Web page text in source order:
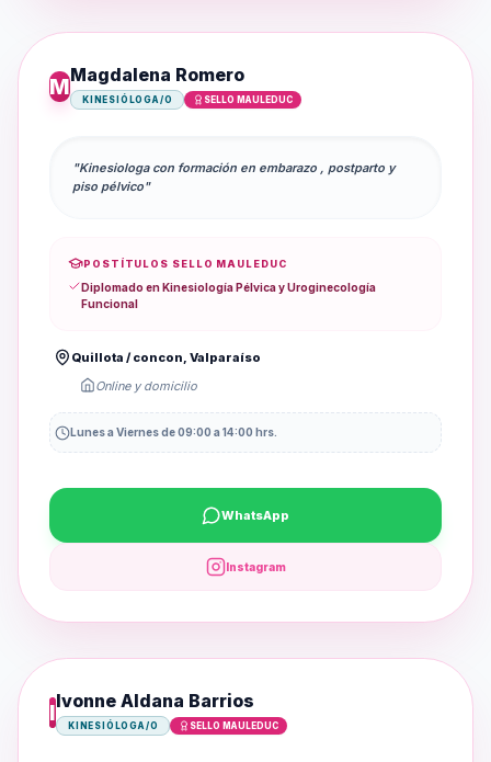
MMagdalena Romero
KINESIÓLOGA/O SELLO MAULEDUC
"Kinesiologa con formación en embarazo , postparto y
piso pélvico"
POSTÍTULOS SELLO MAULEDUC
Diplomado en Kinesiología Pélvica y Uroginecología
Funcional
Quillota / concon, Valparaíso
Online y domicilio
Lunes a Viernes de 09:00 a 14:00 hrs.
WhatsApp
Instagram
IIvonne Aldana Barrios
KINESIÓLOGA/O SELLO MAULEDUC